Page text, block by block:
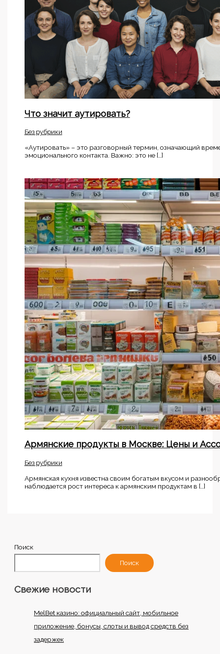
Что значит аутировать?
Без рубрики
«Аутировать» – это разговорный термин, означающий
эмоционального контакта. Важно: это не […]
Армянские продукты в Москве: Цены и
Без рубрики
Армянская кухня известна своим богатым вкусом и
наблюдается рост интереса к армянским продуктам в […]
Поиск
Поиск
Свежие новости
MelBet казино: официальный сайт, мобильное
приложение, бонусы, слоты и вывод средств без
задержек